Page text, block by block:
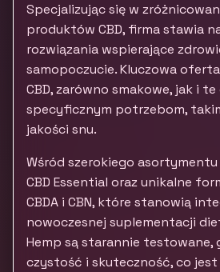
Specjalizując się w
produktów CBD, firma stawia
rozwiązania wspierające
samopoczucie. Kluczowa
CBD, zarówno smakowe, jak i
specyficznym potrzebom,
jakości snu.
Wśród szerokiego
CBD Essential oraz unikalne
CBDA i CBN, które stanowią
nowoczesnej suplementacji
Hemp są starannie testowane,
czystość i skuteczność, co jest